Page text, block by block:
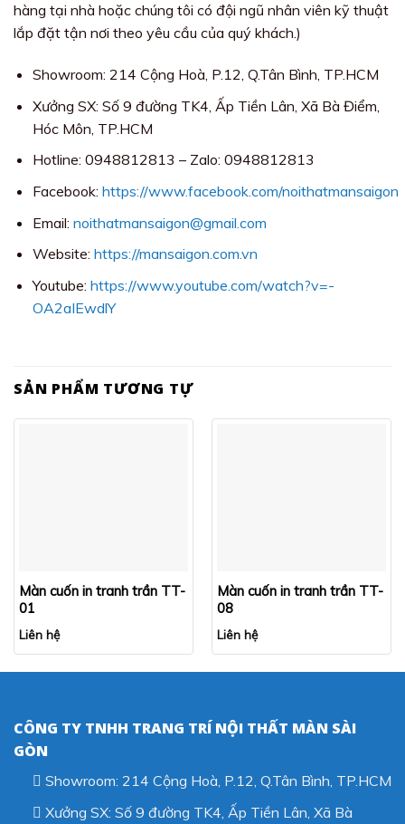
hàng tại nhà hoặc chúng tôi có đội ngũ nhân viên kỹ thuật
lắp đặt tận nơi theo yêu cầu của quý khách.)
Showroom: 214 Cộng Hoà, P.12, Q.Tân Bình, TP.HCM
Xưởng SX: Số 9 đường TK4, Ấp Tiền Lân, Xã Bà Điểm,
Hóc Môn, TP.HCM
Hotline: 0948812813 – Zalo: 0948812813
Facebook: https://www.facebook.com/noithatmansaigon
Email: noithatmansaigon@gmail.com
Website: https://mansaigon.com.vn
Youtube: https://www.youtube.com/watch?v=-
OA2aIEwdlY
SẢN PHẨM TƯƠNG TỰ
Màn cuốn in tranh trần TT-
01
Liên hệ
Màn cuốn in tranh trần TT-
08
Liên hệ
CÔNG TY TNHH TRANG TRÍ NỘI THẤT MÀN SÀI
GÒN
Showroom: 214 Cộng Hoà, P.12, Q.Tân Bình, TP.HCM
Xưởng SX: Số 9 đường TK4, Ấp Tiền Lân, Xã Bà